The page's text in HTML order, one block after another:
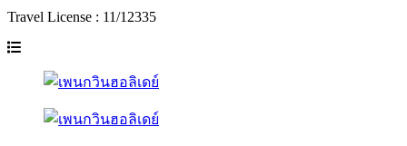
Travel License : 11/12335